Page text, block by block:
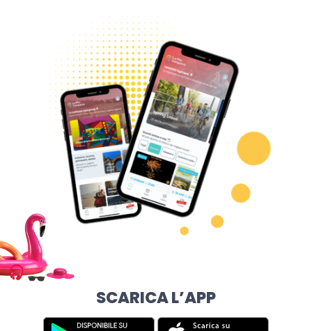
SCARICA L’APP